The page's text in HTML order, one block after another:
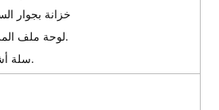
5. خزانة بجوار
6. لوحة ملف المريض.
7. سلة أشتات.